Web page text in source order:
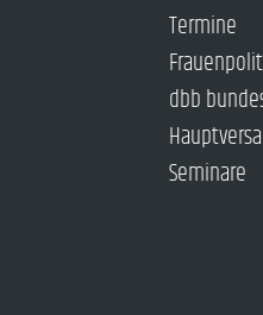
Termine
dbb
Seminare